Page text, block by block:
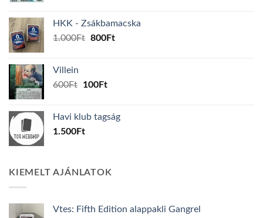
160Ft.150Ft.
HKK - Zsákbamacska
1.000Ft Original
800FtCurrent
Villein
600Ft
Original
600Ft.
100FtCurrent
100Ft.
Havi klub tagság
1.500Ft
KIEMELT AJÁNLATOK
Vtes: Fifth Edition alappakli Gangrel